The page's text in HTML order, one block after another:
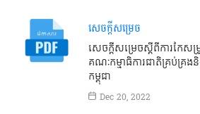
សេចក្តីសម្រេច
សេចក្តីសម្រេចស្តីពីការកែ
គណៈកម្មាធិការជាតិគ្រប់គ្រង
កម្ពុជា
Dec 20, 2022